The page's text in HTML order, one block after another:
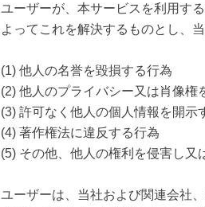
ユーザーが、本サービスを利用す
よってこれを解決するものとし、
(1) 他人の名誉を毀損する行為
(2) 他人のプライバシー又は肖像権
(3) 許可なく他人の個人情報を開示
(4) 著作権法に違反する行為
(5) その他、他人の権利を侵害し又
ユーザーは、当社および関連会社